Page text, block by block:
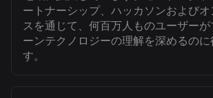
ートナーシップ、ハッカソンおよび
スを通じて、何百万人ものユーザーが
ーンテクノロジーの理解を深めるのに
す。